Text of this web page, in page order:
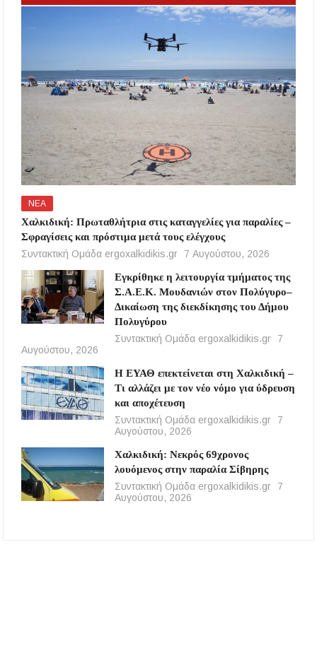
ΝΕΑ
Χαλκιδική: Πρωταθλήτρια στις καταγγελίες για παραλίες –
Σφραγίσεις και πρόστιμα μετά τους ελέγχους
Συντακτική Ομάδα ergoxalkidikis.gr
7 Αυγούστου, 2026
Εγκρίθηκε η λειτουργία τμήματος της
Σ.Α.Ε.Κ. Μουδανιών στον Πολύγυρο–
Δικαίωση της διεκδίκησης του Δήμου
Πολυγύρου
Συντακτική Ομάδα ergoxalkidikis.gr
7
Αυγούστου, 2026
Η ΕΥΑΘ επεκτείνεται στη Χαλκιδική –
Τι αλλάζει με τον νέο νόμο για ύδρευση
και αποχέτευση
Συντακτική Ομάδα ergoxalkidikis.gr
7
Αυγούστου, 2026
Χαλκιδική: Νεκρός 69χρονος
λουόμενος στην παραλία Σίβηρης
Συντακτική Ομάδα ergoxalkidikis.gr
7
Αυγούστου, 2026